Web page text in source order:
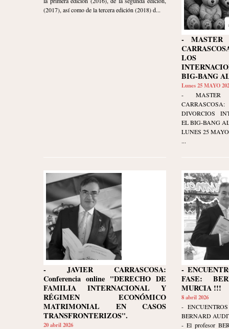
(2017), así como de la tercera edición (2018) d...
- MASTER
LOS
BIG-BANG
Lunes 25 MAYO
- MASTER
DIVORCIOS
EL BIG-BANG
LUNES 25 MAYO
...
- JAVIER CARRASCOSA:
Conferencia online "DERECHO DE
FAMILIA INTERNACIONAL Y
RÉGIMEN ECONÓMICO
MATRIMONIAL EN CASOS
TRANSFRONTERIZOS".
20 abril 2026
-
FASE:
MURCIA !!!
8 abril 2026
-
BERNARD
- El profesor